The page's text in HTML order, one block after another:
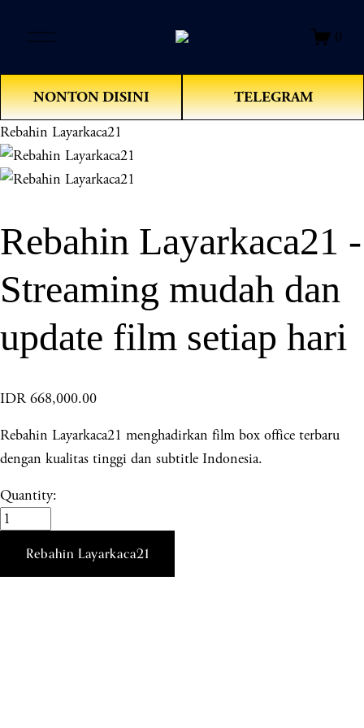
e
n
M
e
u
0
NONTON DISINI TELEGRAM
Rebahin Layarkaca21
Rebahin Layarkaca21 -
Streaming mudah dan
update film setiap hari
IDR 668,000.00
Rebahin Layarkaca21 menghadirkan film box office terbaru
dengan kualitas tinggi dan subtitle Indonesia.
Quantity:
Rebahin Layarkaca21